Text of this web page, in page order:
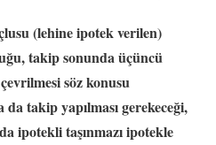
(lehine ipotek verilen)
takip sonunda üçüncü
söz konusu
takip yapılması gerekeceği,
ipotekli taşınmazı ipotekle